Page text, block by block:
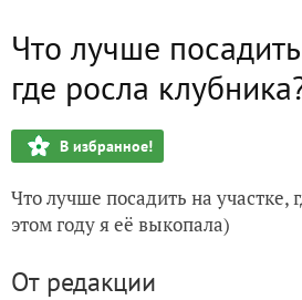
Что лучше
где росла
В избранное!
Что лучше посадить на участке,
этом году я её выкопала)
От редакции